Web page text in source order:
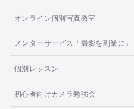
オンライン個別写真教室
メンターサービス「撮影を副業に」
個別レッスン
初心者向けカメラ勉強会